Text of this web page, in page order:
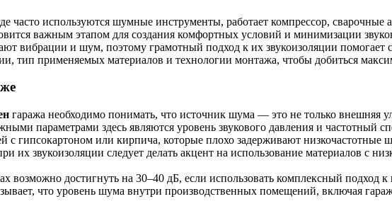
часто используются шумные инструменты, работает компрессор,
важным этапом для создания комфортных условий и минимизации
вибрации и шум, поэтому грамотный подход к их звукоизоляции помогает
тип применяемых материалов и технологии монтажа, чтобы добиться
гаража необходимо понимать, что источник шума — это не только внешняя
параметрами здесь являются уровень звукового давления и частотный
с гипсокартоном или кирпича, которые плохо задерживают
звукоизоляции следует делать акцент на использование материалов с
достигнуть на 30–40 дБ, если использовать комплексный подход
что уровень шума внутри производственных помещений, включая